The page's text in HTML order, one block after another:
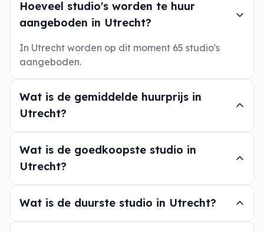
Hoeveel studio's worden te huur
aangeboden in Utrecht?
In Utrecht worden op dit moment 65 studio's
aangeboden.
Wat is de gemiddelde huurprijs in
Utrecht?
Wat is de goedkoopste studio in
Utrecht?
Wat is de duurste studio in Utrecht?